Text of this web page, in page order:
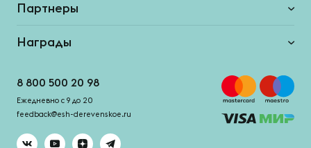
Партнеры
Награды
8 800 500 20 98
Ежедневно с 9 до 20
feedback@esh-derevenskoe.ru